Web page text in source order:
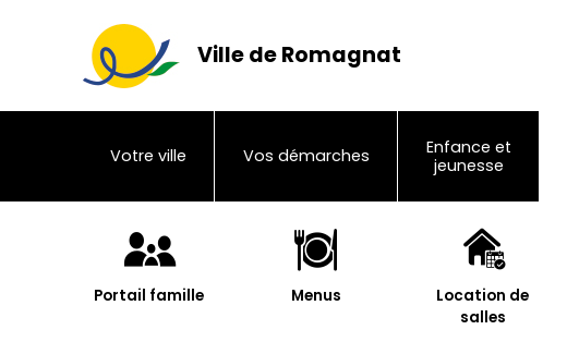
Ville de Romagnat
Votre ville Vos démarches
Enfance et
jeunesse
Portail famille Menus
Location de
salles